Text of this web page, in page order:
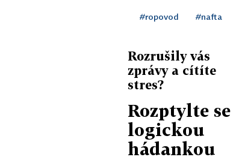
#ropovod #nafta
Rozrušily vás
zprávy a cítíte
stres?
Rozptylte se
logickou
hádankou